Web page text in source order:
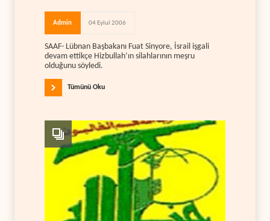
Admin 04 Eylul 2006
SAAF- Lübnan Başbakanı Fuat Sinyore, İsrail işgali
devam ettikçe Hizbullah’ın silahlarının meşru
olduğunu söyledi.
Tümünü Oku